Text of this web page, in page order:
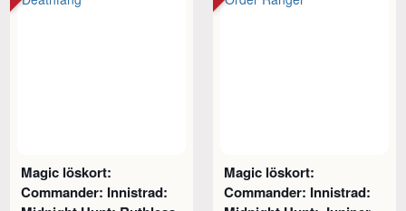
Magic löskort:
Commander: Innistrad:
Magic löskort:
Commander: Innistrad: